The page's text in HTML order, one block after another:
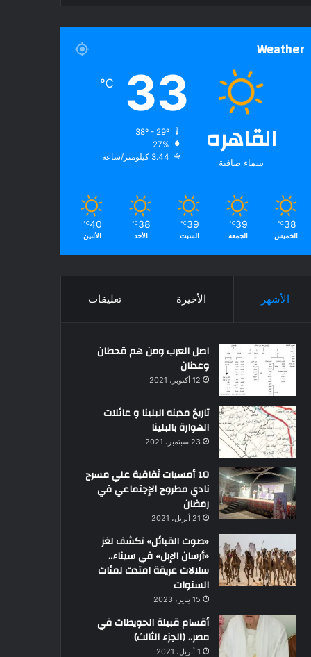
Weather
القاهره
سماء صافية
33
℃
27%
3.44 كيلومتر/ساعة
38
℃
الخميس
39
℃
الجمعة
39
℃
السبت
38
℃
الأحد
40
℃
الأثنين
الأشهر الأخيرة تعليقات
اصل العرب ومن هم قحطان
وعدنان
12 أكتوبر، 2021
تاريخ مدينه البلينا و عائلات
الهوارة بالبلينا
23 سبتمبر، 2021
10 أمسيات ثقافية علي مسرح
نادي مطروح الإجتماعي في
رمضان
21 أبريل، 2021
«صوت القبائل» تكشف لغز
«أرسان الإبل» في سيناء..
سلالات عريقة امتدت لمئات
السنوات
15 يناير، 2023
أقسام قبيلة الحويطات في
مصر.. (الجزء الثالث)
1 أبريل، 2021